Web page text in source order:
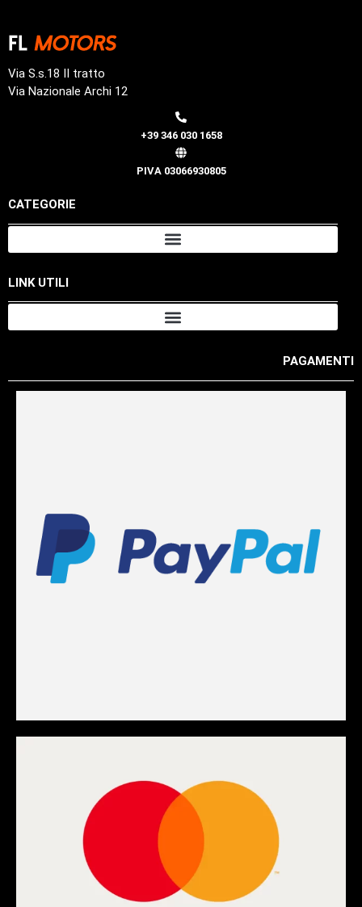
Via S.s.18 II tratto
Via Nazionale Archi 12
+39 346 030 1658
PIVA 03066930805
CATEGORIE
LINK UTILI
PAGAMENTI